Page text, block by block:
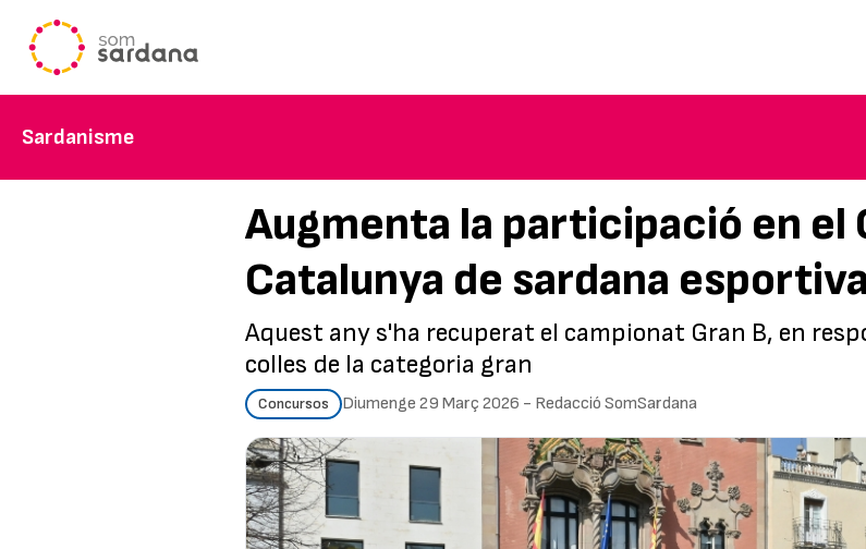
Sardanisme
Augmenta la participació en el
Catalunya de sardana esportiva
Aquest any s'ha recuperat el campionat Gran B, en
colles de la categoria gran
Concursos Diumenge 29 Març 2026 - Redacció SomSardana